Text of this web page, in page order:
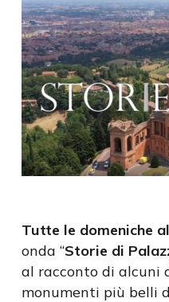
Tutte le domeniche
onda “Storie di
al racconto di alcuni
monumenti più belli